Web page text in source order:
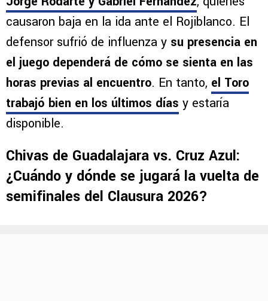
causaron baja en la ida ante el Rojiblanco. El
defensor sufrió de influenza y su presencia en
el juego dependerá de cómo se sienta en las
horas previas al encuentro. En tanto, el Toro
trabajó bien en los últimos días y estaría
disponible.
Chivas de Guadalajara vs. Cruz Azul:
¿Cuándo y dónde se jugará la vuelta de
semifinales del Clausura 2026?